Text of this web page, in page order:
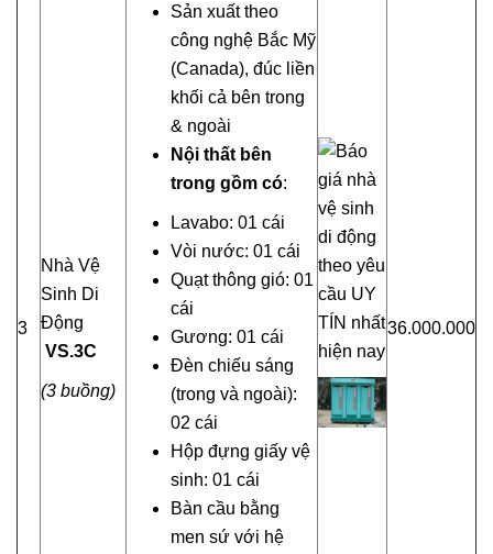
3
Nhà Vệ
Sinh Di
Động
VS.3C
(3 buồng)
Sản xuất theo
công nghệ Bắc Mỹ
(Canada), đúc liền
khối cả bên trong
& ngoài
Nội thất bên
trong gồm có:
Lavabo: 01 cái
Vòi nước: 01 cái
Quạt thông gió: 01
cái
Gương: 01 cái
Đèn chiếu sáng
(trong và ngoài):
02 cái
Hộp đựng giấy vệ
sinh: 01 cái
Bàn cầu bằng
men sứ với hệ
36.000.000